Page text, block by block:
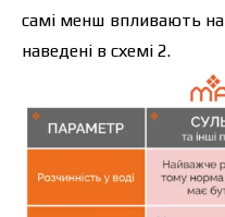
самі менш впливають
наведені в схемі 2.